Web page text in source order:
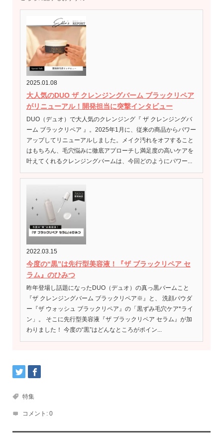
2025.01.08
大人気のDUO ザ クレンジングバーム ブラックリペア
がリニューアル！開発担当に突撃インタビュー
DUO（デュオ）で大人気のクレンジング『 ザ クレンジングバ
ーム ブラックリペア 』。2025年1月に、従来の商品からパワー
アップしてリニューアルしました。メイク汚れをオフすること
はもちろん、毛穴悩みに徹底アプローチし満足度の高いケアを
叶えてくれるクレンジングバームは、今回どのようにパワー...
2022.03.15
今度の“黒”は先行型美容液！『ザ ブラックリペア セ
ラム』のひみつ
昨年登場し話題になったDUO（デュオ）の真っ黒バームこと
『ザ クレンジングバーム ブラックリペア※』と、 洗顔パウダ
ー『ザ ウォッシュ ブラックリペア』の「黒ずみ毛穴ケア*ライ
ン」。 そこに先行型美容液『ザ ブラックリペア セラム』が加
わりました！ 今度の“黒”はどんなところがポイン...
特集
コメント: 0